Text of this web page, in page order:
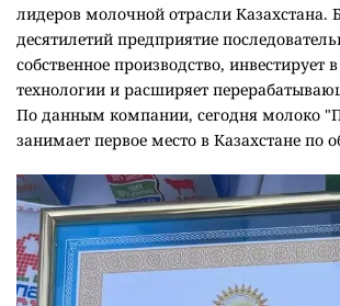
лидеров молочной отрасли Казахстана.
десятилетий предприятие
собственное производство, инвестирует
технологии и расширяет
По данным компании, сегодня молоко
занимает первое место в Казахстане по